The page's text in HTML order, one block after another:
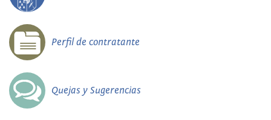
Perfil de contratante
Quejas y Sugerencias